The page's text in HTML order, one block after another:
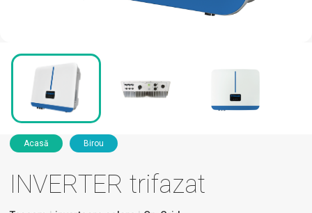
Acasă Birou
INVERTER trifazat